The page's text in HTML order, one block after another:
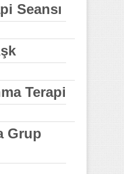
Seansı
Terapi
Grup